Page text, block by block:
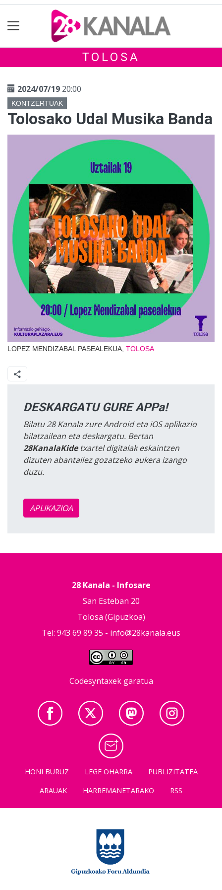
TOLOSA
2024/07/19 20:00
KONTZERTUAK
Tolosako Udal Musika Banda
LOPEZ MENDIZABAL PASEALEKUA, TOLOSA
DESKARGATU GURE APPa!
Bilatu 28 Kanala zure Android eta iOS aplikazio
bilatzailean eta deskargatu. Bertan
28KanalaKidetxartel digitalak eskaintzen
dizuten abantailez gozatzeko aukera izango
duzu.
APLIKAZIOA
28 Kanala - Infosare
San Esteban 20
Tolosa (Gipuzkoa)
Tel: 943 69 89 35 - info@28kanala.eus
Codesyntaxek garatua
HONI BURUZ LEGE OHARRA
PUBLIZITATEA
ARAUAK
HARREMANETARAKO RSS